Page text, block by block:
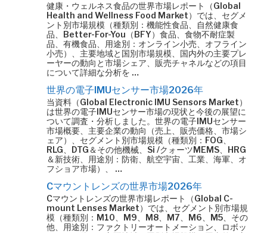
健康・ウェルネス食品の世界市場レポート（Global
Health and Wellness Food Market）では、セグメ
ント別市場規模（種類別：機能性食品、自然健康食
品、Better-For-You（BFY）食品、食物不耐症製
品、有機食品、用途別：オンライン小売、オフライン
小売）、主要地域と国別市場規模、国内外の主要プレ
ーヤーの動向と市場シェア、販売チャネルなどの項目
について詳細な分析を …
世界の電子IMUセンサー市場2026年
当資料（Global Electronic IMU Sensors Market）
は世界の電子IMUセンサー市場の現状と今後の展望に
ついて調査・分析しました。世界の電子IMUセンサー
市場概要、主要企業の動向（売上、販売価格、市場シ
ェア）、セグメント別市場規模（種類別：FOG、
RLG、DTG＆その他機械、Si /クォーツMEMS、HRG
＆新技術、用途別：防衛、航空宇宙、工業、海軍、オ
フショア市場）、 …
Cマウントレンズの世界市場2026年
Cマウントレンズの世界市場レポート（Global C-
mount Lenses Market）では、セグメント別市場規
模（種類別：M10、M9、M8、M7、M6、M5、その
他、用途別：ファクトリーオートメーション、ロボッ